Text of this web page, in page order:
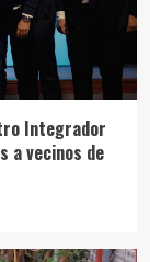
Integrador
a vecinos de